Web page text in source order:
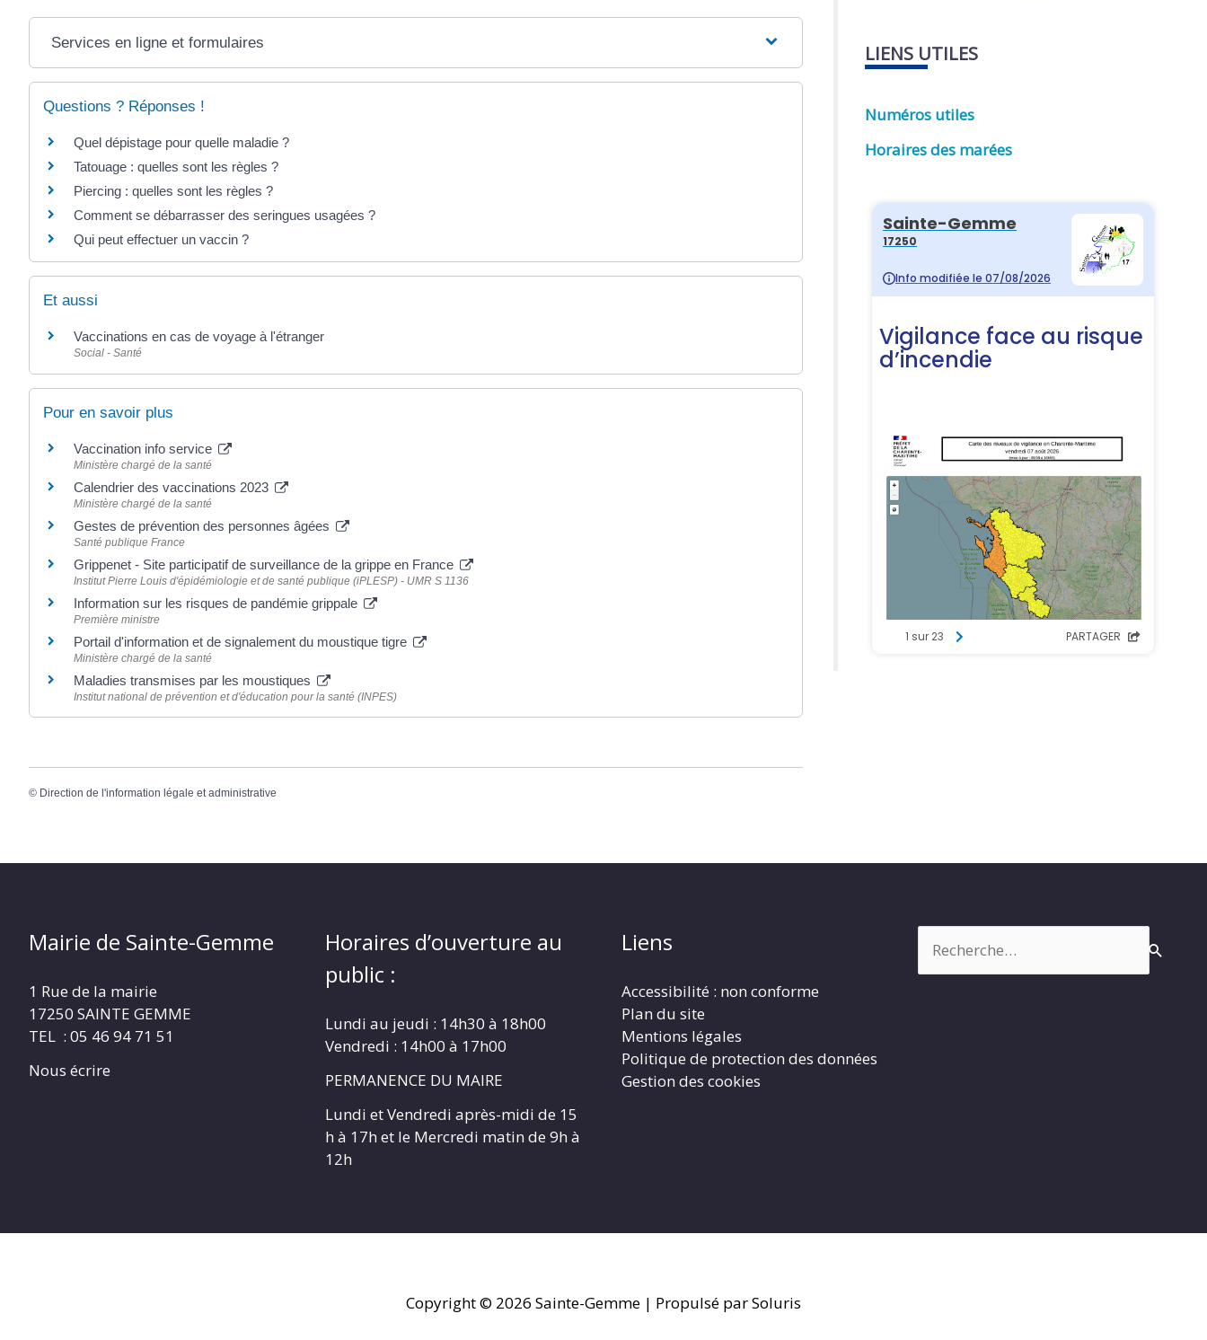
Services en ligne et formulaires
Questions ? Réponses !
Quel dépistage pour quelle maladie ?
Tatouage : quelles sont les règles ?
Piercing : quelles sont les règles ?
Comment se débarrasser des seringues usagées ?
Qui peut effectuer un vaccin ?
Et aussi
Vaccinations en cas de voyage à l'étranger
Social - Santé
Pour en savoir plus
Vaccination info service
Ministère chargé de la santé
Calendrier des vaccinations 2023
Ministère chargé de la santé
Gestes de prévention des personnes âgées
Santé publique France
Grippenet - Site participatif de surveillance de la grippe en France
Institut Pierre Louis d'épidémiologie et de santé publique (iPLESP) - UMR S 1136
Information sur les risques de pandémie grippale
Première ministre
Portail d'information et de signalement du moustique tigre
Ministère chargé de la santé
Maladies transmises par les moustiques
Institut national de prévention et d'éducation pour la santé (INPES)
© Direction de l'information légale et administrative
LIENS UTILES
Numéros utiles
Horaires des marées
Mairie de Sainte-Gemme
1 Rue de la mairie
17250 SAINTE GEMME
TEL : 05 46 94 71 51
Nous écrire
Horaires d’ouverture au
public :
Lundi au jeudi : 14h30 à 18h00
Vendredi : 14h00 à 17h00
PERMANENCE DU MAIRE
Lundi et Vendredi après-midi de 15
h à 17h et le Mercredi matin de 9h à
12h
Liens
Accessibilité : non conforme
Plan du site
Mentions légales
Politique de protection des données
Gestion des cookies
Copyright © 2026 Sainte-Gemme | Propulsé par Soluris